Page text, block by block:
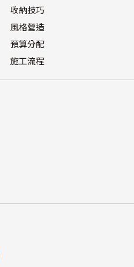
收納技巧
風格營造
預算分配
施工流程